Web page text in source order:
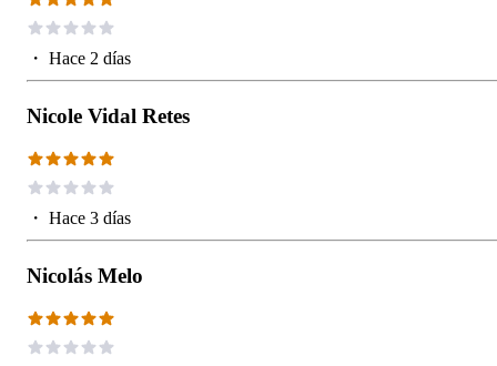
・ Hace 2 días
Nicole Vidal Retes
・ Hace 3 días
Nicolás Melo